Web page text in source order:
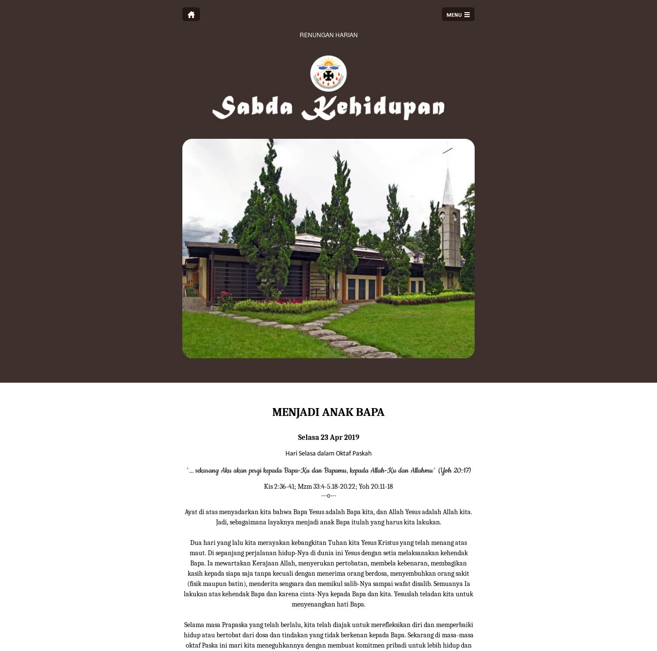
RENUNGAN HARIAN
MENJADI ANAK BAPA
Selasa 23 Apr 2019
Hari Selasa dalam Oktaf Paskah
`... sekarang Aku akan pergi kepada Bapa-Ku dan Bapamu, kepada Allah-Ku dan Allahmu` (Yoh 20:17)
Kis 2:36-41; Mzm 33:4-5.18-20.22; Yoh 20:11-18
---o---
Ayat di atas menyadarkan kita bahwa Bapa Yesus adalah Bapa kita, dan Allah Yesus adalah Allah kita.
Jadi, sebagaimana layaknya menjadi anak Bapa itulah yang harus kita lakukan.
Dua hari yang lalu kita merayakan kebangkitan Tuhan kita Yesus Kristus yang telah menang atas
maut. Di sepanjang perjalanan hidup-Nya di dunia ini Yesus dengan setia melaksanakan kehendak
Bapa. Ia mewartakan Kerajaan Allah, menyerukan pertobatan, membela kebenaran, membagikan
kasih kepada siapa saja tanpa kecuali dengan menerima orang berdosa, menyembuhkan orang sakit
(fisik maupun batin), menderita sengsara dan memikul salib-Nya sampai wafat disalib. Semuanya Ia
lakukan atas kehendak Bapa dan karena cinta-Nya kepada Bapa dan kita. Yesuslah teladan kita untuk
menyenangkan hati Bapa.
Selama masa Prapaska yang telah berlalu, kita telah diajak untuk merefleksikan diri dan memperbaiki
hidup atau bertobat dari dosa dan tindakan yang tidak berkenan kepada Bapa. Sekarang di masa-masa
oktaf Paska ini mari kita meneguhkannya dengan membuat komitmen pribadi untuk lebih hidup dan